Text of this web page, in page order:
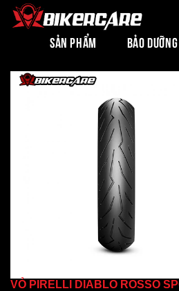
SẢN PHẨM BẢO
VỎ PIRELLI DIABLO ROSSO